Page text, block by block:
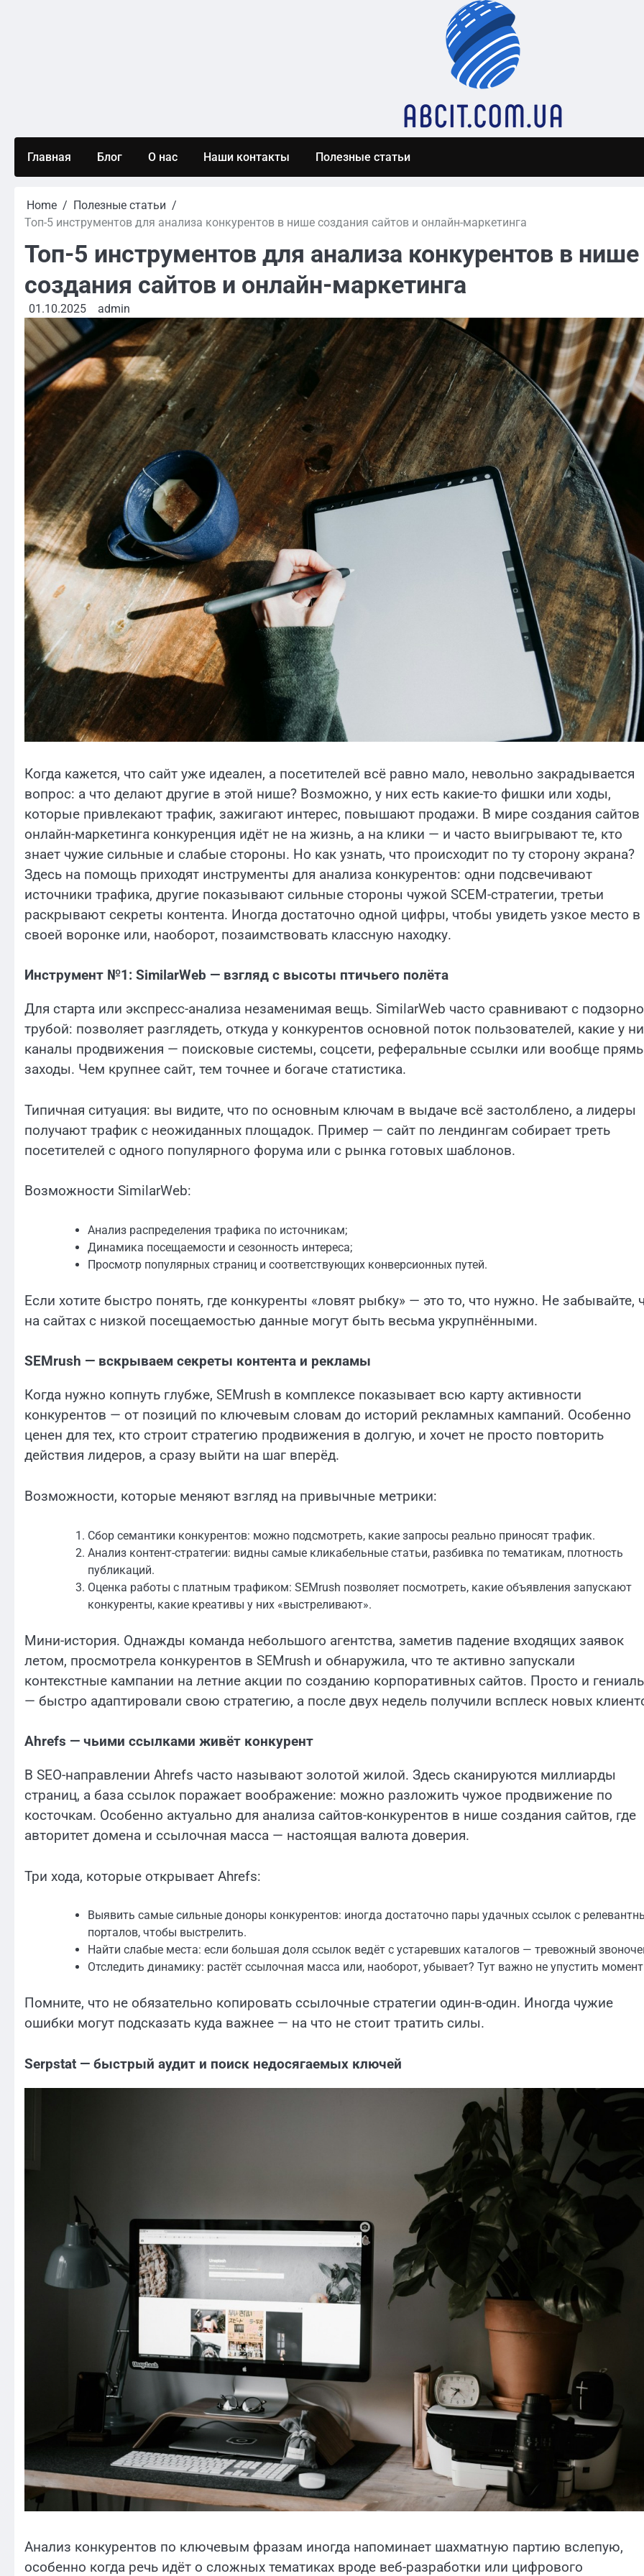
Главная Блог О нас Наши контакты Полезные статьи
Home
Полезные статьи
Топ-5 инструментов для анализа конкурентов в нише создания сайтов и онлайн-маркетинга
Топ-5 инструментов для анализа конкурентов в нише
создания сайтов и онлайн-маркетинга
01.10.2025 admin
Когда кажется, что сайт уже идеален, а посетителей всё равно мало, невольно закрадывается
вопрос: а что делают другие в этой нише? Возможно, у них есть какие-то фишки или ходы,
которые привлекают трафик, зажигают интерес, повышают продажи. В мире создания сайтов
онлайн-маркетинга конкуренция идёт не на жизнь, а на клики — и часто выигрывают те, кто
знает чужие сильные и слабые стороны. Но как узнать, что происходит по ту сторону экрана?
Здесь на помощь приходят инструменты для анализа конкурентов: одни подсвечивают
источники трафика, другие показывают сильные стороны чужой SCЕM-стратегии, третьи
раскрывают секреты контента. Иногда достаточно одной цифры, чтобы увидеть узкое место в
своей воронке или, наоборот, позаимствовать классную находку.
Инструмент №1: SimilarWeb — взгляд с высоты птичьего полёта
Для старта или экспресс-анализа незаменимая вещь. SimilarWeb часто сравнивают с
трубой: позволяет разглядеть, откуда у конкурентов основной поток пользователей, какие у
каналы продвижения — поисковые системы, соцсети, реферальные ссылки или вообще
заходы. Чем крупнее сайт, тем точнее и богаче статистика.
Типичная ситуация: вы видите, что по основным ключам в выдаче всё застолблено, а лидеры
получают трафик с неожиданных площадок. Пример — сайт по лендингам собирает треть
посетителей с одного популярного форума или с рынка готовых шаблонов.
Возможности SimilarWeb:
Анализ распределения трафика по источникам;
Динамика посещаемости и сезонность интереса;
Просмотр популярных страниц и соответствующих конверсионных путей.
Если хотите быстро понять, где конкуренты «ловят рыбку» — это то, что нужно. Не забывайте,
на сайтах с низкой посещаемостью данные могут быть весьма укрупнёнными.
SEMrush — вскрываем секреты контента и рекламы
Когда нужно копнуть глубже, SEMrush в комплексе показывает всю карту активности
конкурентов — от позиций по ключевым словам до историй рекламных кампаний. Особенно
ценен для тех, кто строит стратегию продвижения в долгую, и хочет не просто повторить
действия лидеров, а сразу выйти на шаг вперёд.
Возможности, которые меняют взгляд на привычные метрики:
Сбор семантики конкурентов: можно подсмотреть, какие запросы реально приносят трафик.
Анализ контент-стратегии: видны самые кликабельные статьи, разбивка по тематикам, плотность
публикаций.
Оценка работы с платным трафиком: SEMrush позволяет посмотреть, какие объявления запускают
конкуренты, какие креативы у них «выстреливают».
Мини-история. Однажды команда небольшого агентства, заметив падение входящих заявок
летом, просмотрела конкурентов в SEMrush и обнаружила, что те активно запускали
контекстные кампании на летние акции по созданию корпоративных сайтов. Просто и
— быстро адаптировали свою стратегию, а после двух недель получили всплеск новых
Ahrefs — чьими ссылками живёт конкурент
В SEO-направлении Ahrefs часто называют золотой жилой. Здесь сканируются миллиарды
страниц, а база ссылок поражает воображение: можно разложить чужое продвижение по
косточкам. Особенно актуально для анализа сайтов-конкурентов в нише создания сайтов, где
авторитет домена и ссылочная масса — настоящая валюта доверия.
Три хода, которые открывает Ahrefs:
Выявить самые сильные доноры конкурентов: иногда достаточно пары удачных ссылок с
порталов, чтобы выстрелить.
Найти слабые места: если большая доля ссылок ведёт с устаревших каталогов — тревожный
Отследить динамику: растёт ссылочная масса или, наоборот, убывает? Тут важно не упустить
Помните, что не обязательно копировать ссылочные стратегии один-в-один. Иногда чужие
ошибки могут подсказать куда важнее — на что не стоит тратить силы.
Serpstat — быстрый аудит и поиск недосягаемых ключей
Анализ конкурентов по ключевым фразам иногда напоминает шахматную партию вслепую,
особенно когда речь идёт о сложных тематиках вроде веб-разработки или цифрового